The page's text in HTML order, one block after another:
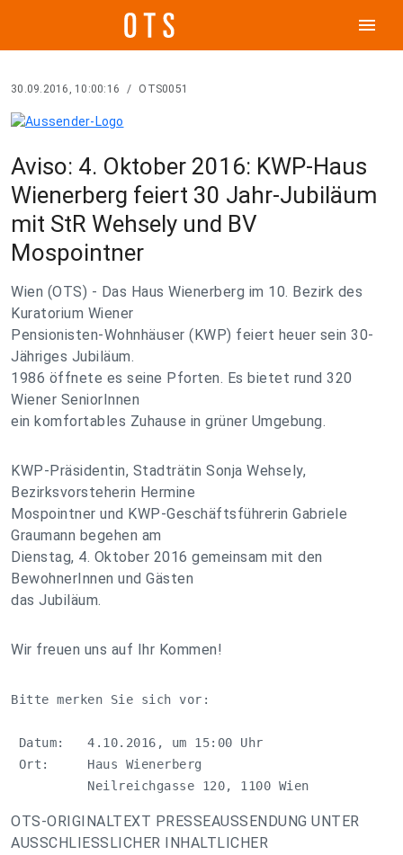
menu
30.09.2016, 10:00:16 / OTS0051
Aviso: 4. Oktober 2016: KWP-Haus
Wienerberg feiert 30 Jahr-Jubiläum
mit StR Wehsely und BV
Mospointner
Wien (OTS) - Das Haus Wienerberg im 10. Bezirk des
Kuratorium Wiener
Pensionisten-Wohnhäuser (KWP) feiert heuer sein 30-
Jähriges Jubiläum.
1986 öffnete es seine Pforten. Es bietet rund 320
Wiener SeniorInnen
ein komfortables Zuhause in grüner Umgebung.
KWP-Präsidentin, Stadträtin Sonja Wehsely,
Bezirksvorsteherin Hermine
Mospointner und KWP-Geschäftsführerin Gabriele
Graumann begehen am
Dienstag, 4. Oktober 2016 gemeinsam mit den
BewohnerInnen und Gästen
das Jubiläum.
Wir freuen uns auf Ihr Kommen!
Bitte merken Sie sich vor:
Datum:   4.10.2016, um 15:00 Uhr
Ort:     Haus Wienerberg
          Neilreichgasse 120, 1100 Wien
OTS-ORIGINALTEXT PRESSEAUSSENDUNG UNTER
AUSSCHLIESSLICHER INHALTLICHER